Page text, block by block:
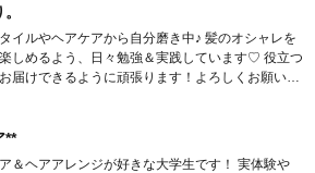
イルやヘアケアから自分磨き中♪ 髪のオシャレを
しめるよう、日々勉強＆実践しています♡ 役立つ
届けできるように頑張ります！よろしくお願いし
**
＆ヘアアレンジが好きな大学生です！ 実体験や